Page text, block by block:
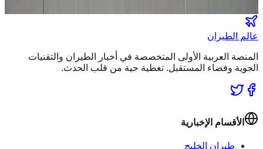
عالم الطيران
المنصة العربية الأولى المتخصصة في أخبار الطيران والتقنيات
الجوية وفضاء المستقبل. تغطية حية من قلب الحدث.
الأقسام الإخبارية
طيران الخليج